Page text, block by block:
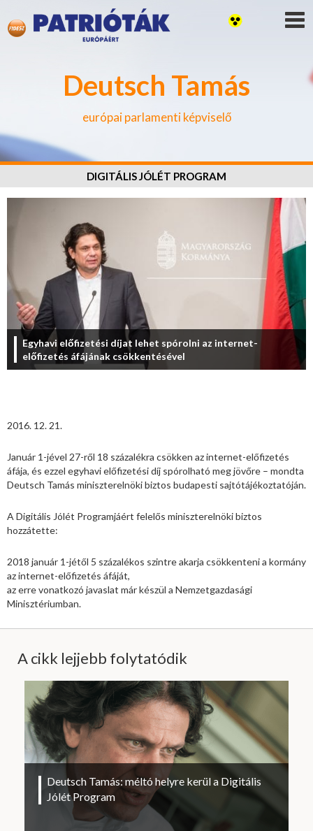
Deutsch Tamás
európai parlamenti képviselő
DIGITÁLIS JÓLÉT PROGRAM
Egyhavi előfizetési díjat lehet spórolni az internet-
előfizetés áfájának csökkentésével
2016. 12. 21.
Január 1-jével 27-ről 18 százalékra csökken az internet-előfizetés
áfája, és ezzel egyhavi előfizetési díj spórolható meg jövőre – mondta
Deutsch Tamás miniszterelnöki biztos budapesti sajtótájékoztatóján.
A Digitális Jólét Programjáért felelős miniszterelnöki biztos
hozzátette:
2018 január 1-jétől 5 százalékos szintre akarja csökkenteni a kormány
az internet-előfizetés áfáját,
az erre vonatkozó javaslat már készül a Nemzetgazdasági
Minisztériumban.
A cikk lejjebb folytatódik
Deutsch Tamás: méltó helyre kerül a Digitális
Jólét Program